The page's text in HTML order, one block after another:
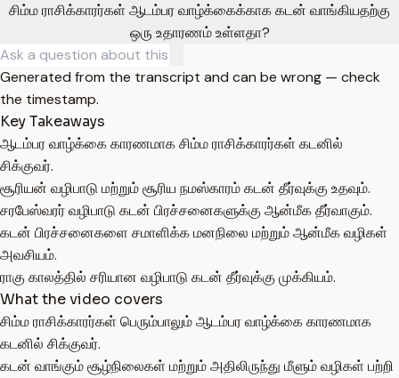
சிம்ம ராசிக்காரர்கள் ஆடம்பர வாழ்க்கைக்காக கடன் வாங்கியதற்கு
ஒரு உதாரணம் உள்ளதா?
Generated from the transcript and can be wrong — check
the timestamp.
Key Takeaways
ஆடம்பர வாழ்க்கை காரணமாக சிம்ம ராசிக்காரர்கள் கடனில்
சிக்குவர்.
சூரியன் வழிபாடு மற்றும் சூரிய நமஸ்காரம் கடன் தீர்வுக்கு உதவும்.
சரபேஸ்வரர் வழிபாடு கடன் பிரச்சனைகளுக்கு ஆன்மீக தீர்வாகும்.
கடன் பிரச்சனைகளை சமாளிக்க மனநிலை மற்றும் ஆன்மீக வழிகள்
அவசியம்.
ராகு காலத்தில் சரியான வழிபாடு கடன் தீர்வுக்கு முக்கியம்.
What the video covers
சிம்ம ராசிக்காரர்கள் பெரும்பாலும் ஆடம்பர வாழ்க்கை காரணமாக
கடனில் சிக்குவர்.
கடன் வாங்கும் சூழ்நிலைகள் மற்றும் அதிலிருந்து மீளும் வழிகள் பற்றி